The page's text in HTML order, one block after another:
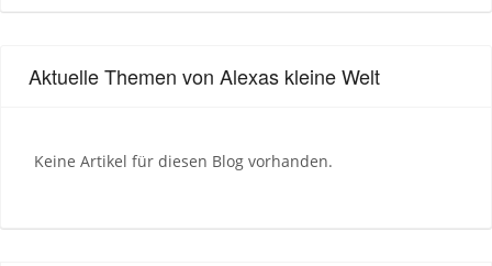
Aktuelle Themen von Alexas kleine Welt
Keine Artikel für diesen Blog vorhanden.